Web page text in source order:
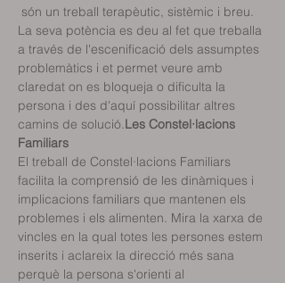
La seva potència es deu al fet que treballa
a través de l'escenificació dels assumptes
problemàtics i et permet veure amb
claredat on es bloqueja o dificulta la
persona i des d'aquí possibilitar altres
camins de solució.Les Constel·lacions
Familiars
El treball de Constel·lacions Familiars
facilita la comprensió de les dinàmiques i
implicacions familiars que mantenen els
problemes i els alimenten. Mira la xarxa de
vincles en la qual totes les persones estem
inserits i aclareix la direcció més sana
perquè la persona s'orienti al